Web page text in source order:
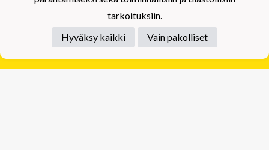
Tietosuojaseloste
tarkoituksiin.
Hyväksy kaikki
Vain pakolliset